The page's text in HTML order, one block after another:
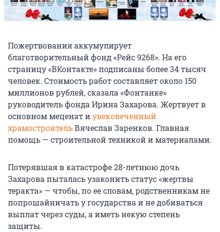
Пожертвования аккумулирует
благотворительный фонд «Рейс 9268». На его
страницу «ВКонтакте» подписаны более 34 тысяч
человек. Стоимость работ составляет около 150
миллионов рублей, сказала «Фонтанке»
руководитель фонда Ирина Захарова. Жертвует в
основном меценат иувековеченный
храмостроительВячеслав Заренков. Главная
помощь — строительной техникой и материалами.
Потерявшая в катастрофе 28-летнюю дочь
Захарова пыталась узаконить статус «жертвы
теракта» — чтобы, по ее словам, родственникам не
попрошайничать у государства и не добиваться
выплат через суды, а иметь некую степень
защиты.